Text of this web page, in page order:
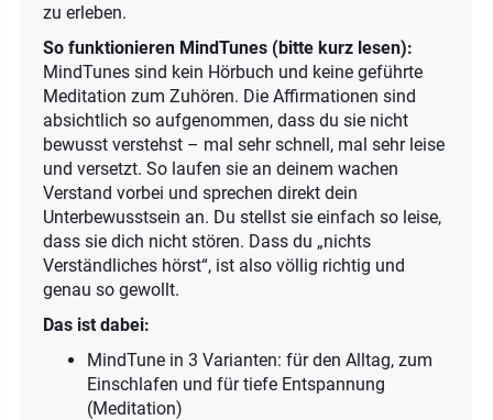
zu erleben.
So funktionieren MindTunes (bitte kurz lesen):
MindTunes sind kein Hörbuch und keine geführte
Meditation zum Zuhören. Die Affirmationen sind
absichtlich so aufgenommen, dass du sie nicht
bewusst verstehst – mal sehr schnell, mal sehr leise
und versetzt. So laufen sie an deinem wachen
Verstand vorbei und sprechen direkt dein
Unterbewusstsein an. Du stellst sie einfach so leise,
dass sie dich nicht stören. Dass du „nichts
Verständliches hörst“, ist also völlig richtig und
genau so gewollt.
Das ist dabei:
MindTune in 3 Varianten: für den Alltag, zum
Einschlafen und für tiefe Entspannung
(Meditation)